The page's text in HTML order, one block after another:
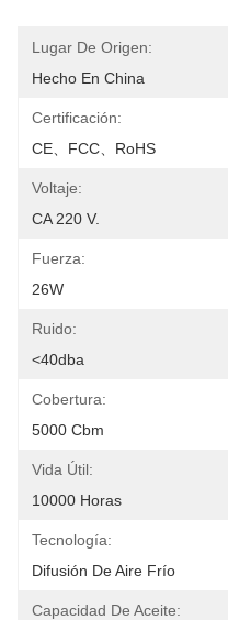
Lugar De Origen:
Hecho En China
Certificación:
CE、FCC、RoHS
Voltaje:
CA 220 V.
Fuerza:
26W
Ruido:
<40dba
Cobertura:
5000 Cbm
Vida Útil:
10000 Horas
Tecnología:
Difusión De Aire Frío
Capacidad De Aceite: